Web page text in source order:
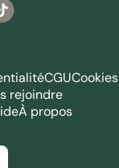
CGUCookies
rejoindre
À propos